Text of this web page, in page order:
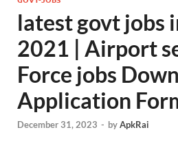
latest govt jobs
2021 | Airport
Force jobs
Application
December 31, 2023 - byApkRai